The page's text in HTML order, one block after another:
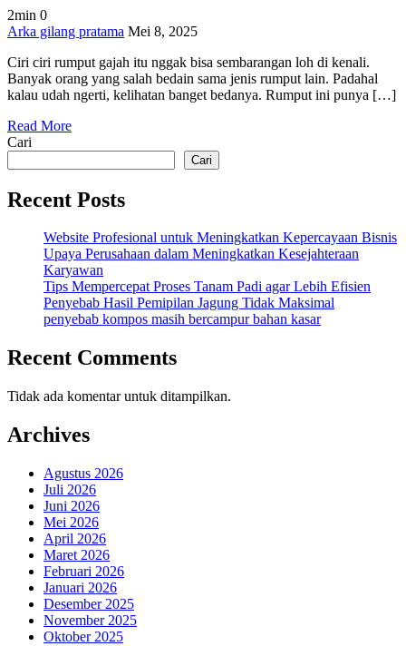
2min 0
on
Ciri
Rumput
Gajah
Harus
Kamu
Arka gilang pratama Mei 8, 2025
Ciri ciri rumput gajah itu nggak bisa sembarangan loh di kenali.
Banyak orang yang salah bedain sama jenis rumput lain. Padahal
kalau udah ngerti, kelihatan banget bedanya. Rumput ini punya […]
Read More
Cari
Cari
Recent Posts
Website Profesional untuk Meningkatkan Kepercayaan Bisnis
Upaya Perusahaan dalam Meningkatkan Kesejahteraan
Karyawan
Tips Mempercepat Proses Tanam Padi agar Lebih Efisien
Penyebab Hasil Pemipilan Jagung Tidak Maksimal
penyebab kompos masih bercampur bahan kasar
Recent Comments
Tidak ada komentar untuk ditampilkan.
Archives
Agustus 2026
Juli 2026
Juni 2026
Mei 2026
April 2026
Maret 2026
Februari 2026
Januari 2026
Desember 2025
November 2025
Oktober 2025